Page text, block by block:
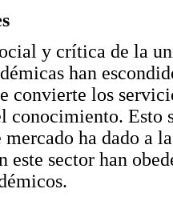
y crítica de la
han
convierte los
conocimiento. Esto
mercado ha dado a
este sector han